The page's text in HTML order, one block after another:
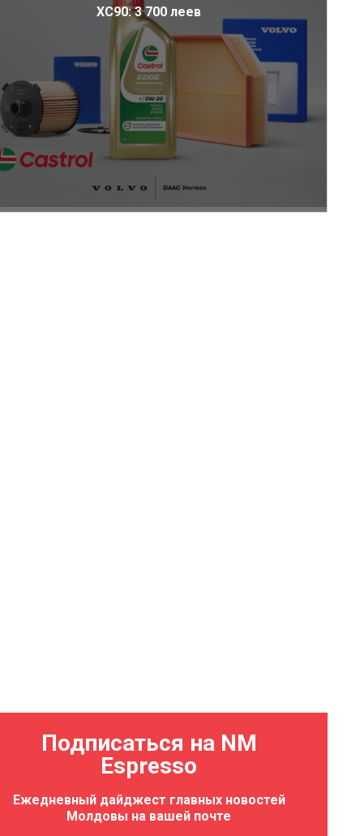
XC90: 3 700 леев
Подписаться на NM
Espresso
Ежедневный дайджест главных новостей
Молдовы на вашей почте